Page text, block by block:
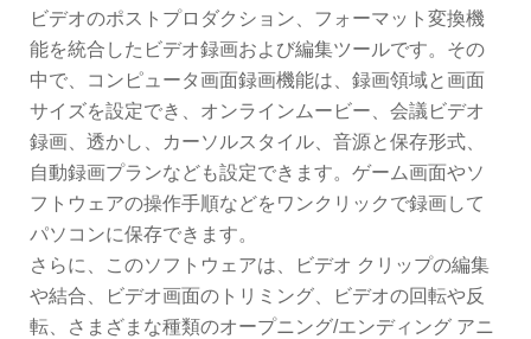
ビデオのポストプロダクション、フォーマット変換機
能を統合したビデオ録画および編集ツールです。その
中で、コンピュータ画面録画機能は、録画領域と画面
サイズを設定でき、オンラインムービー、会議ビデオ
録画、透かし、カーソルスタイル、音源と保存形式、
自動録画プランなども設定できます。ゲーム画面やソ
フトウェアの操作手順などをワンクリックで録画して
パソコンに保存できます。
さらに、このソフトウェアは、ビデオ クリップの編集
や結合、ビデオ画面のトリミング、ビデオの回転や反
転、さまざまな種類のオープニング/エンディング アニ